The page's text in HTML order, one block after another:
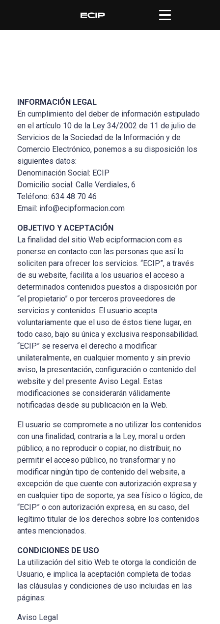
INFORMACIÓN LEGAL
En cumplimiento del deber de información estipulado
en el artículo 10 de la Ley 34/2002 de 11 de julio de
Servicios de la Sociedad de la Información y de
Comercio Electrónico, ponemos a su disposición los
siguientes datos:
Denominación Social: ECIP
Domicilio social: Calle Verdiales, 6
Teléfono: 634 48 70 46
Email: info@ecipformacion.com
OBJETIVO Y ACEPTACIÓN
La finalidad del sitio Web ecipformacion.com es
ponerse en contacto con las personas que así lo
soliciten para ofrecer los servicios. “ECIP”, a través
de su website, facilita a los usuarios el acceso a
determinados contenidos puestos a disposición por
“el propietario” o por terceros proveedores de
servicios y contenidos. El usuario acepta
voluntariamente que el uso de éstos tiene lugar, en
todo caso, bajo su única y exclusiva responsabilidad.
“ECIP” se reserva el derecho a modificar
unilateralmente, en cualquier momento y sin previo
aviso, la presentación, configuración o contenido del
website y del presente Aviso Legal. Estas
modificaciones se considerarán válidamente
notificadas desde su publicación en la Web.
El usuario se compromete a no utilizar los contenidos
con una finalidad, contraria a la Ley, moral u orden
público; a no reproducir o copiar, no distribuir, no
permitir el acceso público, no transformar y no
modificar ningún tipo de contenido del website, a
excepción de que cuente con autorización expresa y
en cualquier tipo de soporte, ya sea físico o lógico, de
“ECIP” o con autorización expresa, en su caso, del
legítimo titular de los derechos sobre los contenidos
antes mencionados.
CONDICIONES DE USO
La utilización del sitio Web te otorga la condición de
Usuario, e implica la aceptación completa de todas
las cláusulas y condiciones de uso incluidas en las
páginas:
Aviso Legal